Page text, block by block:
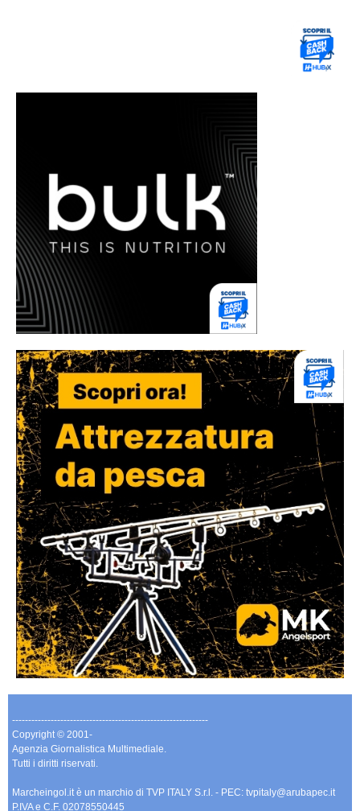
-------------------------------------------------------------
Copyright © 2001-
Agenzia Giornalistica Multimediale.
Tutti i diritti riservati.
Marcheingol.it è un marchio di TVP ITALY S.r.l. - PEC: tvpitaly@arubapec.it
P.IVA e C.F. 02078550445